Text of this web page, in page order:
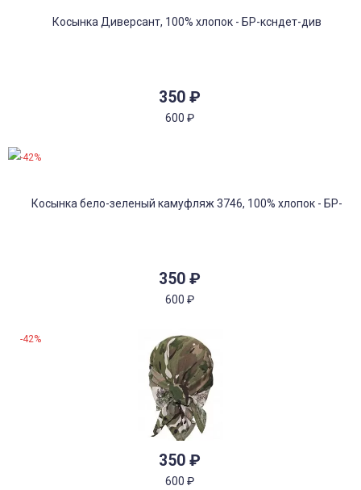
350 ₽
600 ₽
350 ₽
600 ₽
-42%
350 ₽
600 ₽
-42%